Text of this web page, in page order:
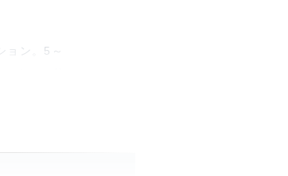
ョン。5～